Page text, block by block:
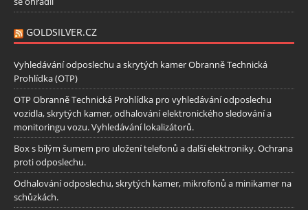
GOLDSILVER.CZ
Vyhledávání odposlechu a skrytých kamer Obranně Technická
Prohlídka (OTP)
OTP Obranně Technická Prohlídka pro vyhledávání odposlechu
vozidla, skrytých kamer, odhalování elektronického sledování a
monitoringu vozu. Vyhledávání lokalizátorů.
Box s bílým šumem pro uložení telefonů a další elektroniky. Ochrana
proti odposlechu.
Odhalování odposlechu, skrytých kamer, mikrofonů a minikamer na
schůzkách.